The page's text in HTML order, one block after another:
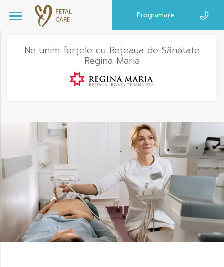
Programare
Ne unim forțele cu Rețeaua de Sănătate
Regina Maria